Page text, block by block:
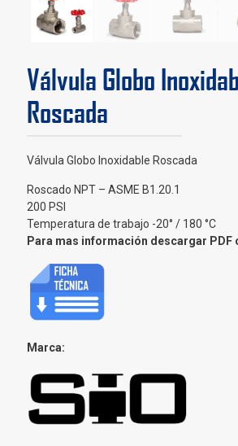
Válvula Globo
Roscada
Válvula Globo Inoxidable Roscada
Roscado NPT – ASME B1.20.1
200 PSI
Temperatura de trabajo -20° / 180 °C
Para mas información descargar PDF
Marca: